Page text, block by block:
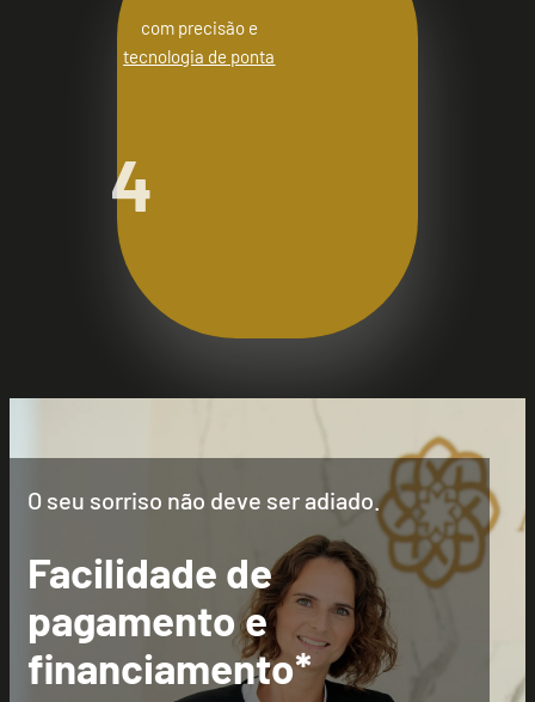
com precisão e
tecnologia de ponta
4
O seu sorriso não deve ser adiado.
Facilidade de
pagamento e
financiamento*